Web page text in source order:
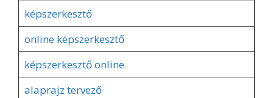
képszerkesztő
online képszerkesztő
képszerkesztő online
alaprajz tervező